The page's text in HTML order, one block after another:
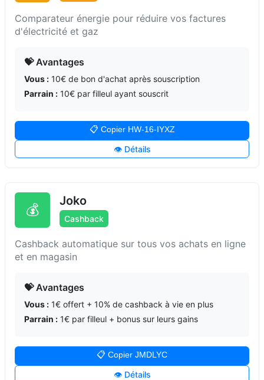
Comparateur énergie pour réduire vos factures
d'électricité et gaz
💝 Avantages
Vous : 10€ de bon d'achat après souscription
Parrain : 10€ par filleul ayant souscrit
📋 Copier HW-16-IYXZ
👁️ Détails
💰
Joko
Cashback
Cashback automatique sur tous vos achats en ligne
et en magasin
💝 Avantages
Vous : 1€ offert + 10% de cashback à vie en plus
Parrain : 1€ par filleul + bonus sur leurs gains
📋 Copier JMDLYC
👁️ Détails